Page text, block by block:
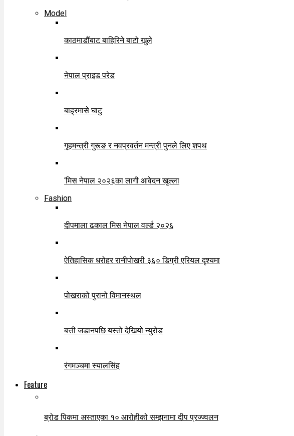
Model
काठमाडौंबाट बाहिरिने बाटो खुले
नेपाल प्राइड परेड
बाह्रमासे घाटु
गृहमन्त्री गुरूङ र नवप्रवर्तन मन्त्री पुनले लिए शपथ
‘मिस नेपाल २०२६का लागी आवेदन खुल्ला
Fashion
दीपमाला ढकाल मिस नेपाल वर्ल्ड २०२६
ऐतिहासिक धरोहर रानीपोखरी ३६० डिग्री एरियल दृश्यमा
पोखराको पुरानो विमानस्थल
बत्ती जडानपछि यस्तो देखियो न्युरोड
रंगमञ्चमा स्यालसिंह
Feature
ब्रोड पिकमा अस्ताएका १० आरोहीको सम्झनामा दीप प्रज्ज्वलन